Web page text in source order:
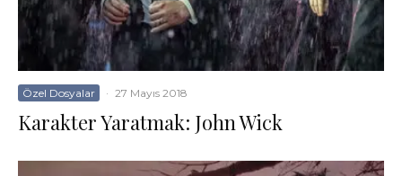
Özel Dosyalar · 27 Mayıs 2018
Karakter Yaratmak: John Wick